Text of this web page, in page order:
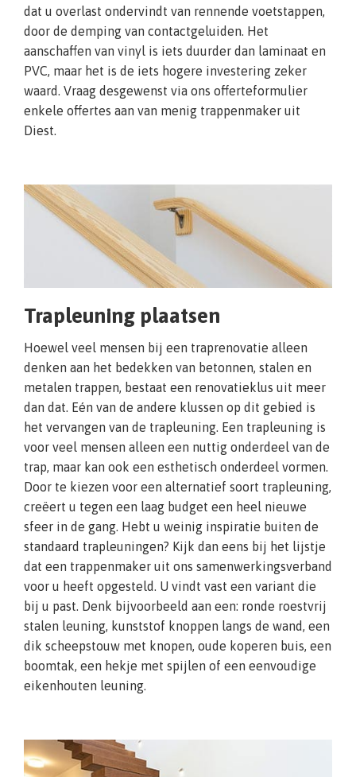
dat u overlast ondervindt van rennende voetstappen,
door de demping van contactgeluiden. Het
aanschaffen van vinyl is iets duurder dan laminaat en
PVC, maar het is de iets hogere investering zeker
waard. Vraag desgewenst via ons offerteformulier
enkele offertes aan van menig trappenmaker uit
Diest.
Trapleuning plaatsen
Hoewel veel mensen bij een traprenovatie alleen
denken aan het bedekken van betonnen, stalen en
metalen trappen, bestaat een renovatieklus uit meer
dan dat. Eén van de andere klussen op dit gebied is
het vervangen van de trapleuning. Een trapleuning is
voor veel mensen alleen een nuttig onderdeel van de
trap, maar kan ook een esthetisch onderdeel vormen.
Door te kiezen voor een alternatief soort trapleuning,
creëert u tegen een laag budget een heel nieuwe
sfeer in de gang. Hebt u weinig inspiratie buiten de
standaard trapleuningen? Kijk dan eens bij het lijstje
dat een trappenmaker uit ons samenwerkingsverband
voor u heeft opgesteld. U vindt vast een variant die
bij u past. Denk bijvoorbeeld aan een: ronde roestvrij
stalen leuning, kunststof knoppen langs de wand, een
dik scheepstouw met knopen, oude koperen buis, een
boomtak, een hekje met spijlen of een eenvoudige
eikenhouten leuning.